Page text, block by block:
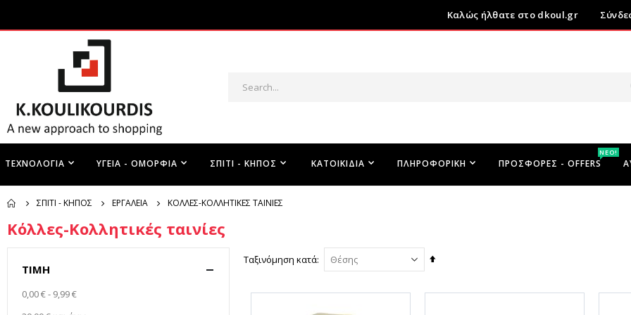
Καλώς ήλθατε στο dkoul.gr
ΚΑΤΟΙΚΊΔΙΑ
ΤΕΧΝΟΛΟΓΊΑ ΥΓΕΊΑ - ΟΜΟΡΦΙΆ ΠΛΗΡΟΦΟΡΙΚΉ
ΣΠΊΤΙ - ΚΉΠΟΣ ΠΡΟΣΦΟΡΕΣ - OFFERS
ΝΕΟ!
ΣΠΊΤΙ - ΚΉΠΟΣ ΕΡΓΑΛΕΊΑ ΚΌΛΛΕΣ-ΚΟΛΛΗΤΙΚΈΣ ΤΑΙΝΊΕΣ
Κόλλες-Κολλητικές ταινίες
Ταξινόμηση κατά
Φθίνουσα
ΤΙΜΉ
0,00 €- 9,99 €